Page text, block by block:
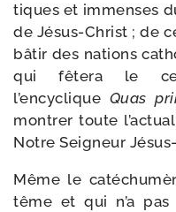
tiques et immenses
de Jésus-​Christ ; de
bâtir des nations
qui fête­ra le
l’encyclique Quas
mon­trer toute
Notre Seigneur
Même le
tême et qui n’a